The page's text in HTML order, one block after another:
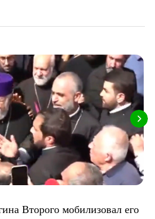
Второго мобилизовал его